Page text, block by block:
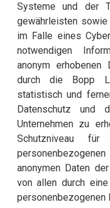
Systeme und der
gewährleisten
im Falle eines
notwendigen
anonym erhobenen
durch die Bopp
statistisch und
Datenschutz und
Unternehmen zu
Schutzniveau
anonymen Daten
von allen durch
personenbezogenen